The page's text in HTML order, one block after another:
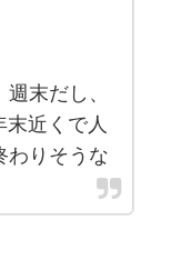
末だし、
近くで人
わりそうな